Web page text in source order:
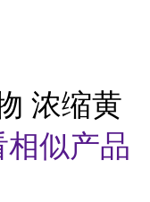
浓缩黄
相似产品